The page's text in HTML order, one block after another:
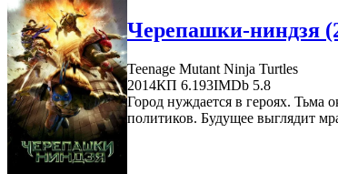
Черепашки-ниндзя
Teenage Mutant Ninja Turtles
2014КП 6.193IMDb 5.8
Город нуждается в героях. Тьма
политиков. Будущее выглядит